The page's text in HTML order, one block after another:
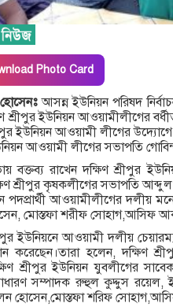
Photo Card
হোসেনঃআসন্ন ইউনিয়ন পরিষদ
শ্রীপুর ইউনিয়ন আওয়ামীলীগের
ইউনিয়ন আওয়ামী লীগের
আওয়ামী লীগের সভাপতি
বক্তব্য রাখেন দক্ষিণ শ্রীপুর
শ্রীপুর কৃষকলীগের সভাপতি
পদপ্রার্থী আওয়ামীলীগের দলীয়
মোস্তফা শরীফ সোহাগ,আসিফ
ইউনিয়নে আওয়ামী দলীয়
করেছেন।তারা হলেন, দক্ষিণ
শ্রীপুর ইউনিয়ন যুবলীগের
সম্পাদক রুহুল কুদ্দুস রয়েল,
হোসেন,মোস্তফা শরিফ